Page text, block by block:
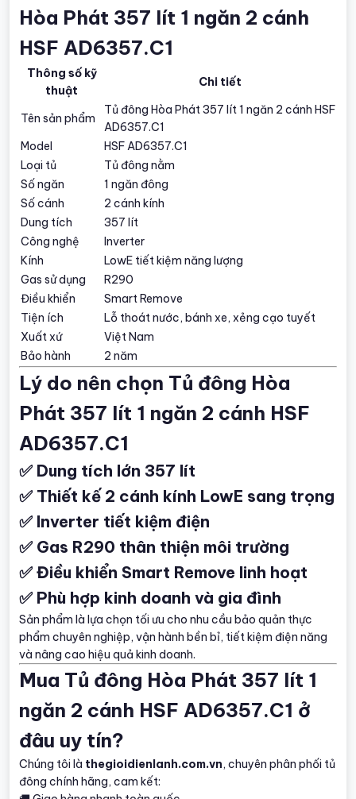
Hòa Phát 357 lít 1 ngăn 2 cánh
HSF AD6357.C1
Thông số kỹ
thuật
Chi tiết
Tên sản phẩm
Tủ đông Hòa Phát 357 lít 1 ngăn 2 cánh HSF
AD6357.C1
Model
HSF AD6357.C1
Loại tủ
Tủ đông nằm
Số ngăn
1 ngăn đông
Số cánh
2 cánh kính
Dung tích
357 lít
Công nghệ
Inverter
Kính
LowE tiết kiệm năng lượng
Gas sử dụng
R290
Điều khiển
Smart Remove
Tiện ích
Lỗ thoát nước, bánh xe, xẻng cạo tuyết
Xuất xứ
Việt Nam
Bảo hành
2 năm
Lý do nên chọn Tủ đông Hòa
Phát 357 lít 1 ngăn 2 cánh HSF
AD6357.C1
✅ Dung tích lớn 357 lít
✅ Thiết kế 2 cánh kính LowE sang trọng
✅ Inverter tiết kiệm điện
✅ Gas R290 thân thiện môi trường
✅ Điều khiển Smart Remove linh hoạt
✅ Phù hợp kinh doanh và gia đình
Sản phẩm là lựa chọn tối ưu cho nhu cầu bảo quản thực
phẩm chuyên nghiệp, vận hành bền bỉ, tiết kiệm điện năng
và nâng cao hiệu quả kinh doanh.
Mua Tủ đông Hòa Phát 357 lít 1
ngăn 2 cánh HSF AD6357.C1 ở
đâu uy tín?
Chúng tôi là thegioidienlanh.com.vn, chuyên phân phối tủ
đông chính hãng, cam kết: